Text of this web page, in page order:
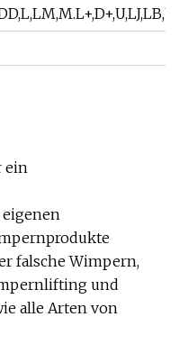
ein
falsche Wimpern,
und
alle Arten von